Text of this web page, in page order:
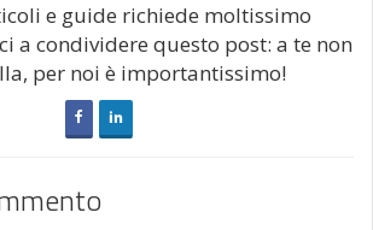
e guide richiede moltissimo
a condividere questo post: a te non
per noi è importantissimo!